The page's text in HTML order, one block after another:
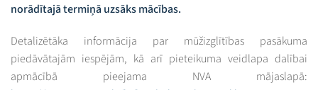
norādītajā termiņā uzsāks mācības.
Detalizētāka informācija par mūžizglītības pasākuma
piedāvātajām iespējām, kā arī pieteikuma veidlapa dalībai
apmācībā pieejama NVA mājaslapā: